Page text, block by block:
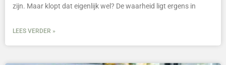
zijn. Maar klopt dat eigenlijk wel? De waarheid ligt ergens in
LEES VERDER »